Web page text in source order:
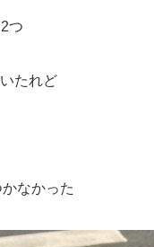
つ
たれど
なかった